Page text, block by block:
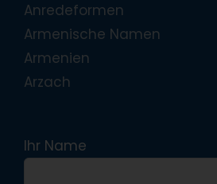
Anredeformen
Armenische Namen
Armenien
Arzach
Ihr Name